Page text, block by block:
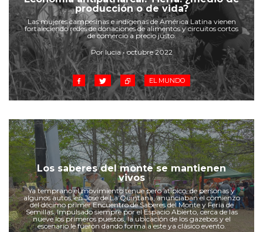
Cruz del Eje
Corredor de Ansenuza
La Carlota y zona
Laboulaye y sur
Bell Ville
Río Tercero
Despeñaderos
producción o de vida?
Las mujeres campesinas e indígenas de América Latina vienen
fortaleciendo redes de donaciones de alimentos y circuitos cortos
de comercio a precio justo.
Por lucia • octubre 2022
EL MUNDO
Los saberes del monte se mantienen
vivos
Ya temprano el movimiento tenue pero atípico, de personas y
algunos autos, en José de La Quintana, anunciaban el comienzo
del décimo primer Encuentro de Saberes del Monte y Feria de
Semillas. Impulsado siempre por el Espacio Abierto, cerca de las
nueve los primeros puestos, la ubicación de los gazebos y el
escenario le fueron dando forma a este ya clásico evento.